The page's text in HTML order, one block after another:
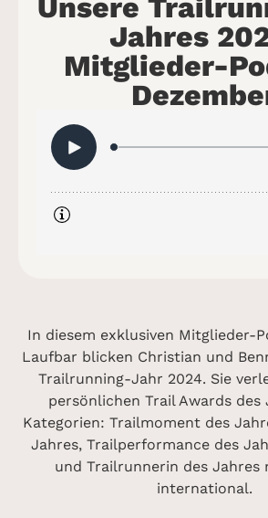
Unsere
Jahres
Mitglieder-
In diesem exklusiven Mitglieder-
Laufbar blicken Christian und
Trailrunning-Jahr 2024. Sie
persönlichen Trail Awards des
Kategorien: Trailmoment des
Jahres, Trailperformance des
und Trailrunnerin des Jahres
international.